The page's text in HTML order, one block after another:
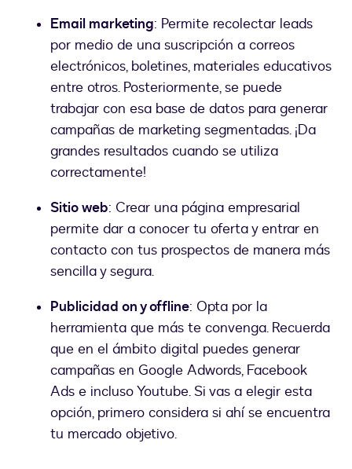
Email marketing: Permite recolectar leads
por medio de una suscripción a correos
electrónicos, boletines, materiales educativos
entre otros. Posteriormente, se puede
trabajar con esa base de datos para generar
campañas de marketing segmentadas. ¡Da
grandes resultados cuando se utiliza
correctamente!
Sitio web: Crear una página empresarial
permite dar a conocer tu oferta y entrar en
contacto con tus prospectos de manera más
sencilla y segura.
Publicidad on y offline: Opta por la
herramienta que más te convenga. Recuerda
que en el ámbito digital puedes generar
campañas en Google Adwords, Facebook
Ads e incluso Youtube. Si vas a elegir esta
opción, primero considera si ahí se encuentra
tu mercado objetivo.